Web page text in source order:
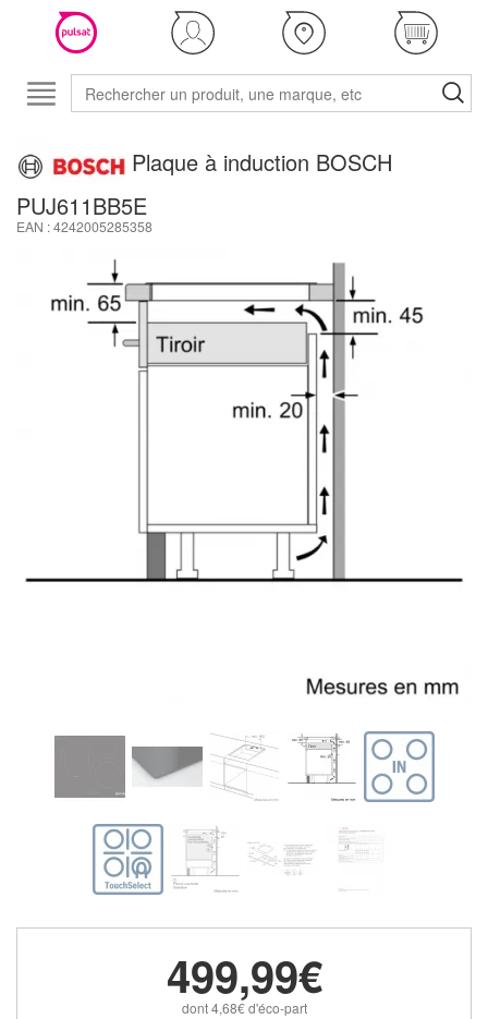
Plaque à induction BOSCH
PUJ611BB5E
EAN : 4242005285358
499,99€
dont 4,68€ d'éco-part